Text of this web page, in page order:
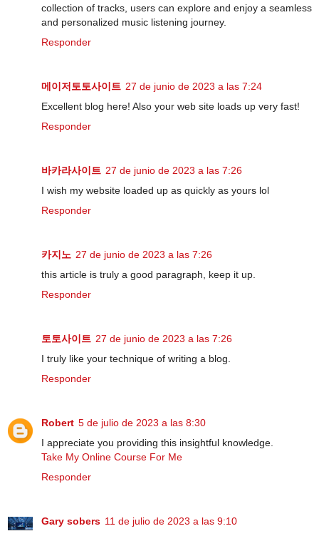
collection of tracks, users can explore and enjoy a seamless
and personalized music listening journey.
Responder
메이저토토사이트 27 de junio de 2023 a las 7:24
Excellent blog here! Also your web site loads up very fast!
Responder
바카라사이트 27 de junio de 2023 a las 7:26
I wish my website loaded up as quickly as yours lol
Responder
카지노 27 de junio de 2023 a las 7:26
this article is truly a good paragraph, keep it up.
Responder
토토사이트 27 de junio de 2023 a las 7:26
I truly like your technique of writing a blog.
Responder
Robert 5 de julio de 2023 a las 8:30
I appreciate you providing this insightful knowledge.
Take My Online Course For Me
Responder
Gary sobers 11 de julio de 2023 a las 9:10